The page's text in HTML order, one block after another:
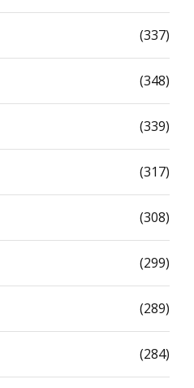
(337)
(348)
(339)
(317)
(308)
(299)
(289)
(284)